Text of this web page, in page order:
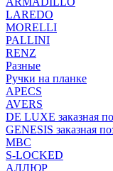
LAREDO
MORELLI
PALLINI
RENZ
Разные
Ручки на планке
APECS
AVERS
DE LUXE заказная
GENESIS заказная
MBC
S-LOCKED
АЛЛЮР